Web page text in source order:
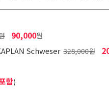
90,000원
Schweser 328,000원
함)